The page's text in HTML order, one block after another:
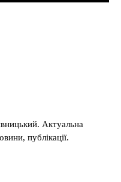
Актуальна
публікації.